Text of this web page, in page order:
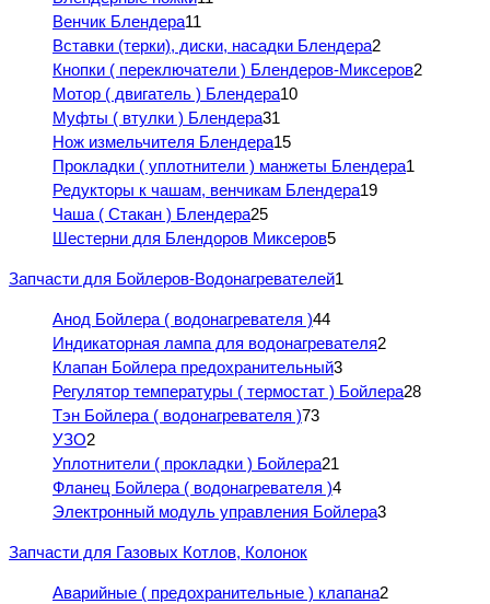
Венчик Блендера11
Вставки (терки), диски, насадки Блендера2
Кнопки ( переключатели ) Блендеров-Миксеров2
Мотор ( двигатель ) Блендера10
Муфты ( втулки ) Блендера31
Нож измельчителя Блендера15
Прокладки ( уплотнители ) манжеты Блендера1
Редукторы к чашам, венчикам Блендера19
Чаша ( Стакан ) Блендера25
Шестерни для Блендоров Миксеров5
Запчасти для Бойлеров-Водонагревателей1
Анод Бойлера ( водонагревателя )44
Индикаторная лампа для водонагревателя2
Клапан Бойлера предохранительный3
Регулятор температуры ( термостат ) Бойлера28
Тэн Бойлера ( водонагревателя )73
УЗО2
Уплотнители ( прокладки ) Бойлера21
Фланец Бойлера ( водонагревателя )4
Электронный модуль управления Бойлера3
Запчасти для Газовых Котлов, Колонок
Аварийные ( предохранительные ) клапана2